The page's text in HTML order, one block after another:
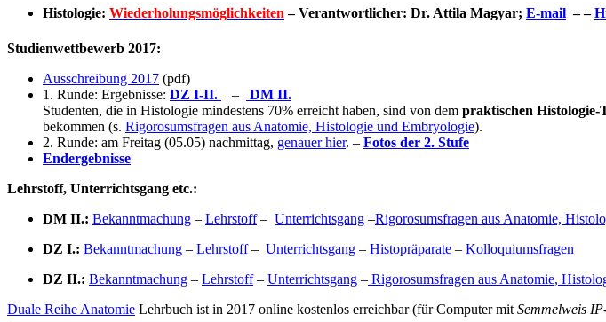
Histologie: Wiederholungsmöglichkeiten – Verantwortlicher: Dr. Attila Magyar; E-mail – –
Studienwettbewerb 2017:
Ausschreibung 2017 (pdf)
1. Runde: Ergebnisse: DZ I-II. –
DM II.
Studenten, die in Histologie mindestens 70% erreicht haben, sind von dem praktischen Histologie-
bekommen (s. Rigorosumsfragen aus Anatomie, Histologie und Embryologie).
2. Runde: am Freitag (05.05) nachmittag, genauer hier. – Fotos der 2. Stufe
Endergebnisse
Lehrstoff, Unterrichtsgang etc.:
DM II.: Bekanntmachung – Lehrstoff– Unterrichtsgang –Rigorosumsfragen aus Anatomie,
DZ I.: Bekanntmachung – Lehrstoff– Unterrichtsgang – Histopräparate – Kolloquiumsfragen
DZ II.: Bekanntmachung – Lehrstoff– Unterrichtsgang – Rigorosumsfragen aus Anatomie,
Duale Reihe Anatomie Lehrbuch ist in 2017 online kostenlos erreichbar (für Computer mit Semmelweis